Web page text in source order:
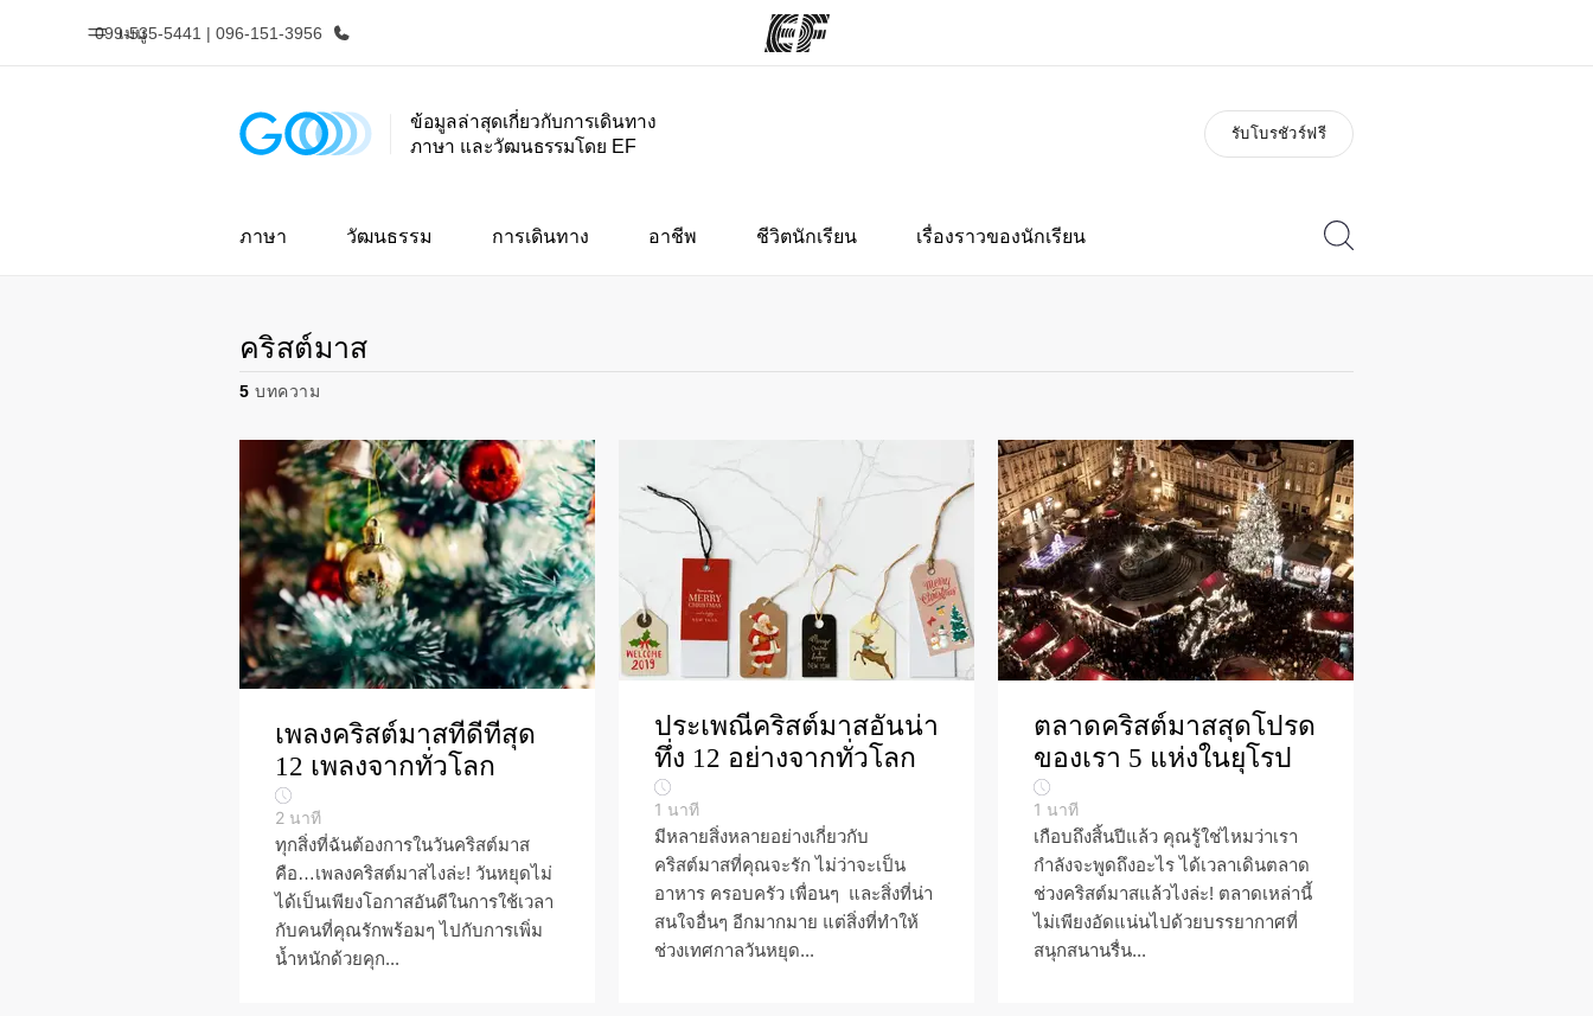
เมนู
099-535-5441 | 096-151-3956
หน้าหลัก โปรแกรม อาชีพ
ข้อมูลล่าสุดเกี่ยวกับการเดินทาง
ภาษา และวัฒนธรรมโดย EF
รับโบรชัวร์ฟรี
ภาษา วัฒนธรรม การเดินทาง อาชีพ ชีวิตนักเรียน เรื่องราวของนักเรียน
คริสต์มาส
5 บทความ
เพลงคริสต์มาสที่ดีที่สุด
12 เพลงจากทั่วโลก
2 นาที
ทุกสิ่งที่ฉันต้องการในวันคริสต์มาส
คือ…เพลงคริสต์มาสไงล่ะ! วันหยุดไม่
ได้เป็นเพียงโอกาสอันดีในการใช้เวลา
กับคนที่คุณรักพร้อมๆ ไปกับการเพิ่ม
น้ำหนักด้วยคุก...
ประเพณีคริสต์มาสอันน่า
ทึ่ง 12 อย่างจากทั่วโลก
1 นาที
มีหลายสิ่งหลายอย่างเกี่ยวกับ
คริสต์มาสที่คุณจะรัก ไม่ว่าจะเป็น
อาหาร ครอบครัว เพื่อนๆ และสิ่งที่น่า
สนใจอื่นๆ อีกมากมาย แต่สิ่งที่ทำให้
ช่วงเทศกาลวันหยุด...
ตลาดคริสต์มาสสุดโปรด
ของเรา 5 แห่งในยุโรป
1 นาที
เกือบถึงสิ้นปีแล้ว คุณรู้ใช่ไหมว่าเรา
กำลังจะพูดถึงอะไร ได้เวลาเดินตลาด
ช่วงคริสต์มาสแล้วไงล่ะ! ตลาดเหล่านี้
ไม่เพียงอัดแน่นไปด้วยบรรยากาศที่
สนุกสนานรื่น...